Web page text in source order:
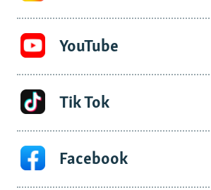
YouTube
Tik Tok
Facebook